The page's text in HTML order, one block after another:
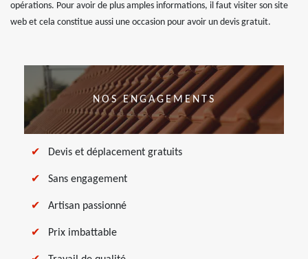
opérations. Pour avoir de plus amples informations, il faut visiter son site
web et cela constitue aussi une occasion pour avoir un devis gratuit.
NOS ENGAGEMENTS
Devis et déplacement gratuits
Sans engagement
Artisan passionné
Prix imbattable